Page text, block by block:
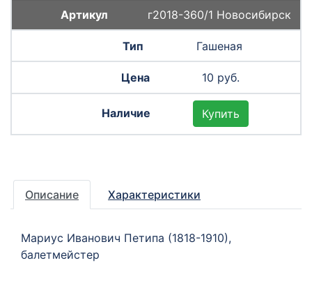
г2018-360/1 Новосибирск
Гашеная
10 руб.
Купить
Описание Характеристики
Мариус Иванович Петипа (1818-1910),
балетмейстер